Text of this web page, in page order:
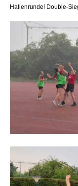
Hallenrunde! Double-